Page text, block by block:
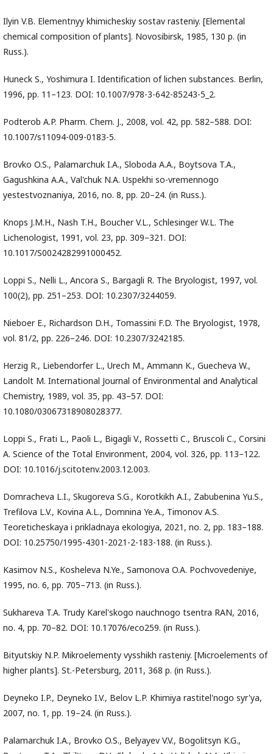
Ilyin V.B. Elementnyy khimicheskiy sostav rasteniy. [Elemental
chemical composition of plants]. Novosibirsk, 1985, 130 p. (in
Russ.).
Huneck S., Yoshimura I. Identification of lichen substances. Berlin,
1996, pp. 11–123. DOI: 10.1007/978-3-642-85243-5_2.
Podterob A.P. Pharm. Chem. J., 2008, vol. 42, pp. 582–588. DOI:
10.1007/s11094-009-0183-5.
Brovko O.S., Palamarchuk I.A., Sloboda A.A., Boytsova T.A.,
Gagushkina A.A., Val'chuk N.A. Uspekhi so-vremennogo
yestestvoznaniya, 2016, no. 8, pp. 20–24. (in Russ.).
Knops J.M.H., Nash T.H., Boucher V.L., Schlesinger W.L. The
Lichenologist, 1991, vol. 23, pp. 309–321. DOI:
10.1017/S0024282991000452.
Loppi S., Nelli L., Ancora S., Bargagli R. The Bryologist, 1997, vol.
100(2), pp. 251–253. DOI: 10.2307/3244059.
Nieboer E., Richardson D.H., Tomassini F.D. The Bryologist, 1978,
vol. 81/2, pp. 226–246. DOI: 10.2307/3242185.
Herzig R., Liebendorfer L., Urech M., Ammann K., Guecheva W.,
Landolt M. International Journal of Environmental and Analytical
Chemistry, 1989, vol. 35, pp. 43–57. DOI:
10.1080/03067318908028377.
Loppi S., Frati L., Paoli L., Bigagli V., Rossetti C., Bruscoli C., Corsini
A. Science of the Total Environment, 2004, vol. 326, pp. 113–122.
DOI: 10.1016/j.scitotenv.2003.12.003.
Domracheva L.I., Skugoreva S.G., Korotkikh A.I., Zabubenina Yu.S.,
Trefilova L.V., Kovina A.L., Domnina Ye.A., Timonov A.S.
Teoreticheskaya i prikladnaya ekologiya, 2021, no. 2, pp. 183–188.
DOI: 10.25750/1995-4301-2021-2-183-188. (in Russ.).
Kasimov N.S., Kosheleva N.Ye., Samonova O.A. Pochvovedeniye,
1995, no. 6, pp. 705–713. (in Russ.).
Sukhareva T.A. Trudy Karel'skogo nauchnogo tsentra RAN, 2016,
no. 4, pp. 70–82. DOI: 10.17076/eco259. (in Russ.).
Bityutskiy N.P. Mikroelementy vysshikh rasteniy. [Microelements of
higher plants]. St.-Petersburg, 2011, 368 p. (in Russ.).
Deyneko I.P., Deyneko I.V., Belov L.P. Khimiya rastitel'nogo syr'ya,
2007, no. 1, pp. 19–24. (in Russ.).
Palamarchuk I.A., Brovko O.S., Belyayev V.V., Bogolitsyn K.G.,